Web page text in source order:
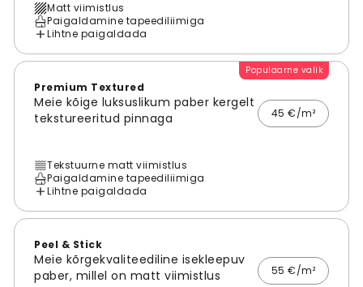
Matt viimistlus
Paigaldamine tapeediliimiga
Lihtne paigaldada
Populaarne valik
Premium Textured
Meie kõige luksuslikum paber kergelt
tekstureeritud pinnaga
45 €/m²
Tekstuurne matt viimistlus
Paigaldamine tapeediliimiga
Lihtne paigaldada
Peel & Stick
Meie kõrgekvaliteediline isekleepuv
paber, millel on matt viimistlus
55 €/m²